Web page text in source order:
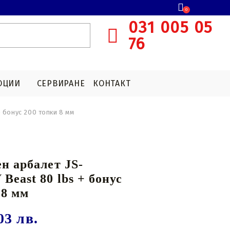
031 005 05
76
0
червена точка
Увеличителни очила
Аксесоари за система за насочване
КАПСУЛИ С CO2
CЕРВИРАНЕ КОНТАКТ
бонус 200 топки 8 мм
арбалет JS-
80 lbs + бонус
8 мм
лв.